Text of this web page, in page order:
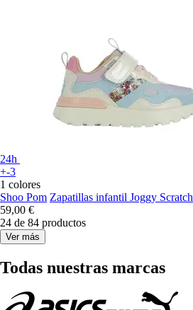
24h
+-3
1 colores
Shoo Pom Zapatillas infantil Joggy Scratch
59,00 €
24 de 84 productos
Ver más
Todas nuestras marcas